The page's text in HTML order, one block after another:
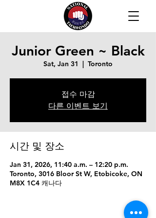
Junior Green ~ Black
Sat, Jan 31
  |
Toronto
접수 마감
다른 이벤트 보기
시간 및 장소
Jan 31, 2026, 11:40 a.m. – 12:20 p.m.
Toronto, 3016 Bloor St W, Etobicoke, ON
M8X 1C4 캐나다